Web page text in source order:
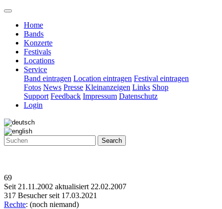
Home
Bands
Konzerte
Festivals
Locations
Service
Band eintragen Location eintragen Festival eintragen
Fotos News Presse Kleinanzeigen Links Shop
Support Feedback Impressum Datenschutz
Login
Search
69
Seit 21.11.2002 aktualisiert 22.02.2007
317 Besucher seit 17.03.2021
Rechte: (noch niemand)